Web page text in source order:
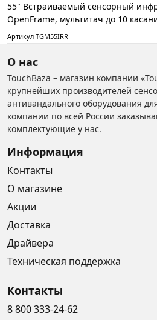
55" Встраиваемый сенсорный
OpenFrame, мультитач до 10
Артикул TGM55IRR
О нас
TouchBaza – магазин компании
крупнейших производителей
антивандального оборудования
компании по всей России
комплектующие у нас.
Информация
Контакты
О магазине
Акции
Доставка
Драйвера
Техническая поддержка
Контакты
8 800 333-24-62